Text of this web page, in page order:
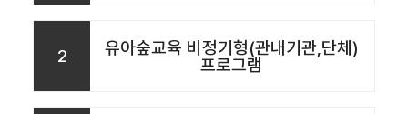
2
유아숲교육 비정기형(관내기관,단체)
프로그램